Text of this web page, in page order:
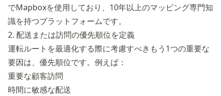
でMapboxを使用しており、10年以上のマッピング専門知
識を持つプラットフォームです。
2. 配送または訪問の優先順位を定義
運転ルートを最適化する際に考慮すべきもう1つの重要な
要因は、優先順位です。例えば：
重要な顧客訪問
時間に敏感な配送